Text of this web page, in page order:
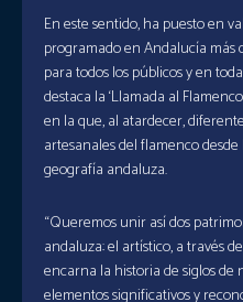
En este sentido, ha puesto en
programado en Andalucía
para todos los públicos y en
destaca la ‘Llamada al
en la que, al atardecer,
artesanales del flamenco
geografía andaluza.
“Queremos unir así dos
andaluza: el artístico, a través
encarna la historia de siglos de
elementos significativos y